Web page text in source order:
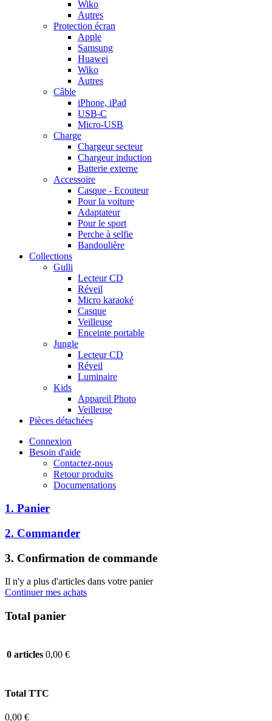
Wiko
Autres
Protection écran
Apple
Samsung
Huawei
Wiko
Autres
Câble
iPhone, iPad
USB-C
Micro-USB
Charge
Chargeur secteur
Chargeur induction
Batterie externe
Accessoire
Casque - Ecouteur
Pour la voiture
Adaptateur
Pour le sport
Perche à selfie
Bandoulière
Collections
Gulli
Lecteur CD
Réveil
Micro karaoké
Casque
Veilleuse
Enceinte portable
Jungle
Lecteur CD
Réveil
Luminaire
Kids
Appareil Photo
Veilleuse
Pièces détachées
Connexion
Besoin d'aide
Contactez-nous
Retour produits
Documentations
1. Panier
2. Commander
3. Confirmation de commande
Il n'y a plus d'articles dans votre panier
Continuer mes achats
Total panier
0 articles 0,00 €
Total TTC
0,00 €